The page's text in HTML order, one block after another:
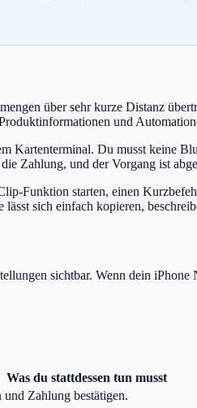
über sehr kurze Distanz
und
Du musst keine
Zahlung, und der Vorgang ist
Funktion starten, einen
sich einfach kopieren,
sichtbar. Wenn dein
Was du stattdessen tun musst
Zahlung bestätigen.